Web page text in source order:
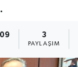
3
PAYLAŞIM